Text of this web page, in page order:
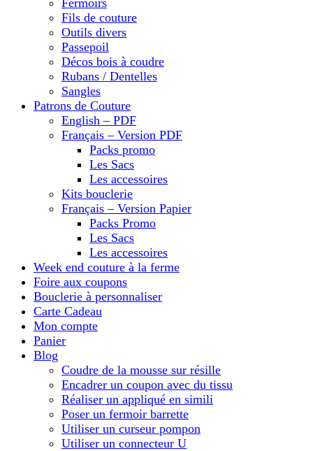
Fermoirs
Fils de couture
Outils divers
Passepoil
Décos bois à coudre
Rubans / Dentelles
Sangles
Patrons de Couture
English – PDF
Français – Version PDF
Packs promo
Les Sacs
Les accessoires
Kits bouclerie
Français – Version Papier
Packs Promo
Les Sacs
Les accessoires
Week end couture à la ferme
Foire aux coupons
Bouclerie à personnaliser
Carte Cadeau
Mon compte
Panier
Blog
Coudre de la mousse sur résille
Encadrer un coupon avec du tissu
Réaliser un appliqué en simili
Poser un fermoir barrette
Utiliser un curseur pompon
Utiliser un connecteur U